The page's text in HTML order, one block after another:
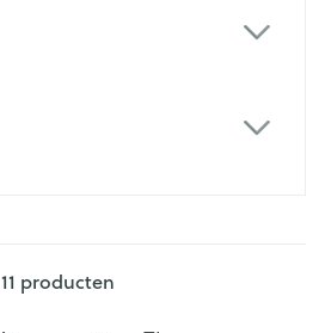
11 producten